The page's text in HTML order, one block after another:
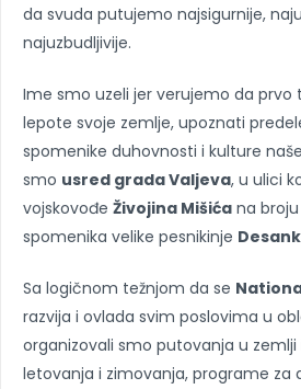
da svuda putujemo najsigurnije,
najuzbudljivije.
Ime smo uzeli jer verujemo da prvo
lepote svoje zemlje, upoznati
spomenike duhovnosti i kulture
smo usred grada Valjeva, u ulici
vojskovođe Živojina Mišića na
spomenika velike pesnikinje
Sa logičnom težnjom da se
razvija i ovlada svim poslovima u
organizovali smo putovanja u
letovanja i zimovanja, programe za